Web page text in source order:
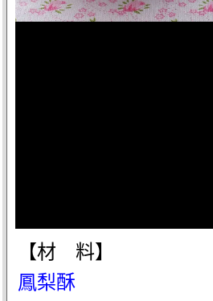
【材 料】
鳳梨酥